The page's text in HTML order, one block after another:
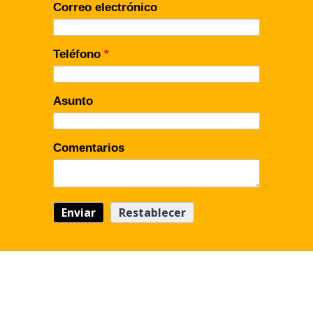
Correo electrónico
Teléfono *
Asunto
Comentarios